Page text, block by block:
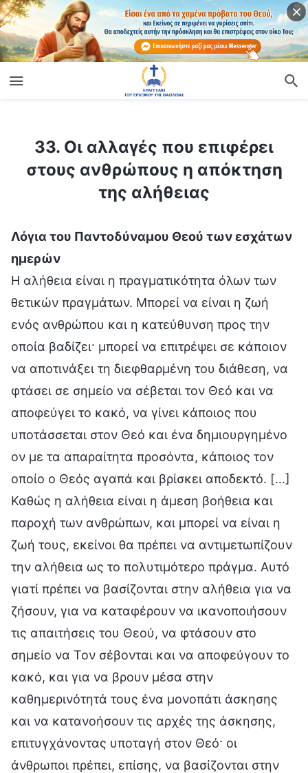
33. Οι αλλαγές που επιφέρει
στους ανθρώπους η απόκτηση
της αλήθειας
Λόγια του Παντοδύναμου Θεού των εσχάτων
ημερών
Η αλήθεια είναι η πραγματικότητα όλων των
θετικών πραγμάτων. Μπορεί να είναι η ζωή
ενός ανθρώπου και η κατεύθυνση προς την
οποία βαδίζει· μπορεί να επιτρέψει σε κάποιον
να αποτινάξει τη διεφθαρμένη του διάθεση, να
φτάσει σε σημείο να σέβεται τον Θεό και να
αποφεύγει το κακό, να γίνει κάποιος που
υποτάσσεται στον Θεό και ένα δημιουργημένο
ον με τα απαραίτητα προσόντα, κάποιος τον
οποίο ο Θεός αγαπά και βρίσκει αποδεκτό. […]
Καθώς η αλήθεια είναι η άμεση βοήθεια και
παροχή των ανθρώπων, και μπορεί να είναι η
ζωή τους, εκείνοι θα πρέπει να αντιμετωπίζουν
την αλήθεια ως το πολυτιμότερο πράγμα. Αυτό
γιατί πρέπει να βασίζονται στην αλήθεια για να
ζήσουν, για να καταφέρουν να ικανοποιήσουν
τις απαιτήσεις του Θεού, να φτάσουν στο
σημείο να Τον σέβονται και να αποφεύγουν το
κακό, και για να βρουν μέσα στην
καθημερινότητά τους ένα μονοπάτι άσκησης
και να κατανοήσουν τις αρχές της άσκησης,
επιτυγχάνοντας υποταγή στον Θεό· οι
άνθρωποι πρέπει, επίσης, να βασίζονται στην